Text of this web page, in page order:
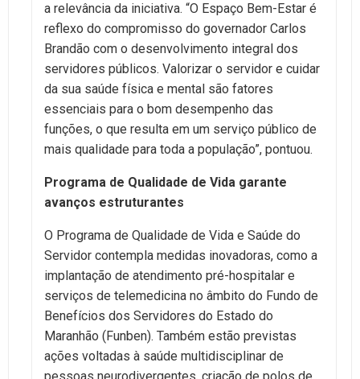
a relevância da iniciativa. “O Espaço Bem-Estar é
reflexo do compromisso do governador Carlos
Brandão com o desenvolvimento integral dos
servidores públicos. Valorizar o servidor e cuidar
da sua saúde física e mental são fatores
essenciais para o bom desempenho das
funções, o que resulta em um serviço público de
mais qualidade para toda a população”, pontuou.
Programa de Qualidade de Vida garante
avanços estruturantes
O Programa de Qualidade de Vida e Saúde do
Servidor contempla medidas inovadoras, como a
implantação de atendimento pré-hospitalar e
serviços de telemedicina no âmbito do Fundo de
Benefícios dos Servidores do Estado do
Maranhão (Funben). Também estão previstas
ações voltadas à saúde multidisciplinar de